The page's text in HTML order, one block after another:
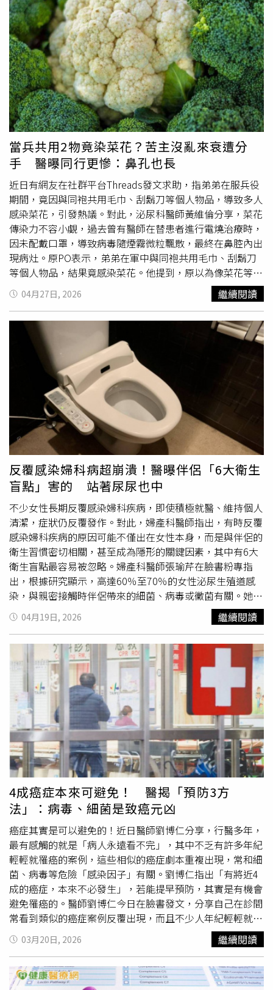
陰陰道炎，甚至性傳染病感染機率。第二則是皮膚與黏膜受
傷問題。他指出，草地、砂石、樹枝、碎玻璃或粗糙地面，
都可能造成擦傷、割傷或黏膜破損，雖然傷口未必當下明
顯，但仍可能引發疼痛、局部發炎，甚至增加感染風險。第
三是水中性行為風險。江佩璋表示，不少人誤以為海水、泳
池、溫泉或溪水較乾淨，但其實水中並非無菌環境，且水分
還可能沖掉人體天然潤滑，導致摩擦增加，提高黏膜受傷機
率。第四則是性病傳播問題。他提醒，性傳染病不會因為地
點改變就消失，雖然保險套可降低部分感染風險，但像是人
類乳突病毒（HPV）或皰疹等疾病，仍可能透過皮膚接觸傳
播。最後則是法律與人身安全問題。江佩璋指出，若在公共
場所或可能遭他人目擊的地方發生性行為，在台灣恐涉及
《刑法》第234條公然猥褻罪。此外，也可能面臨偷拍、意
外受傷，甚至求救困難等情況。他也提醒，若性行為後出現
頻尿、急尿、排尿灼熱、血尿、下腹疼痛、異常分泌物、外
陰搔癢、發燒或腰痛等症狀，應盡速就醫檢查，不要自行服
用抗生素，以免延誤治療。
當兵共用2物竟染菜花？苦主沒亂來衰遭分
手 醫曝同行更慘：鼻孔也長
近日有網友在社群平台Threads發文求助，指弟弟在服兵役
期間，竟因與同袍共用毛巾、刮鬍刀等個人物品，導致多人
感染菜花，引發熱議。對此，泌尿科醫師黃維倫分享，菜花
傳染力不容小覷，過去曾有醫師在替患者進行電燒治療時，
因未配戴口罩，導致病毒隨煙霧微粒飄散，最終在鼻腔內出
現病灶。原PO表示，弟弟在軍中與同袍共用毛巾、刮鬍刀
等個人物品，結果竟感染菜花。他提到，原以為像菜花等疾
病僅透過性行為傳染，未料因日常密切接觸也可能「中
鏢」，其中一人甚至被女友誤認買春，雙方以分手收場。對
此，黃維倫在留言中指出，臨床上確實曾遇過非性行為感染
案例，顯示病毒傳染力不容小覷。他更分享醫療現場的特殊
案例，曾有醫師在替患者進行電燒治療時未配戴口罩，導致
病毒隨煙霧微粒飄散，最終在鼻腔內出現病灶；另有醫師因
穿著拖鞋進行手術，疑似接觸帶病毒組織碎屑，腳趾也出現
感染情形。黃維倫說明，所謂「菜花」主要是由
引起，屬常見性傳染病之一，但實際上也可透過皮膚接觸
或受污染物品間接傳播，因此並非完全侷限於性接觸。他指
出，不少患者自述僅有單一性伴侶甚至無性經驗，仍遭感
染，顯示防範難度較高。在治療方面，目前可透過冷凍治
療、電燒或外用藥物清除表面病灶，但病毒可能潛伏於體內
細胞，部分患者在免疫力下降時仍可能復發。醫師提醒，即
使使用保險套也無法完全防護，因未被覆蓋的部位仍可能接
觸病毒。針對預防措施，黃維倫建議，避免共用貼身用品、
維持良好衛生習慣，同時接種HPV疫苗可有效降低感染風
險。目前常見的九價疫苗除可預防子宮頸癌，也對引發生殖
器疣的病毒型別具有保護力。醫界呼籲民眾提高警覺，建立
正確觀念，以降低感染與誤解風險。
04月27日, 2026 繼續閱讀
反覆感染婦科病超崩潰！醫曝伴侶「6大衛生
盲點」害的 站著尿尿也中
不少女性長期反覆感染婦科疾病，即使積極就醫、維持個人
清潔，症狀仍反覆發作。對此，婦產科醫師指出，有時反覆
感染婦科疾病的原因可能不僅出在女性本身，而是與伴侶的
衛生習慣密切相關，甚至成為隱形的關鍵因素，其中有6大
衛生盲點最容易被忽略。婦產科醫師張瑜芹在臉書粉專指
出，根據研究顯示，高達60％至70％的女性泌尿生殖道感
染，與親密接觸時伴侶帶來的細菌、病毒或黴菌有關。她提
醒，許多男性在日常生活中的衛生習慣，可能在無意間增加
伴侶感染風險。首先，包皮清潔不徹底是常見問題之一。醫
師指出，包皮內側與龜頭之間容易累積分泌物，形成所謂的
「包皮垢」，其中含有大量細菌與異味物質。若未妥善清
潔，於親密接觸時可能將病原體帶入女性體內，引發陰道炎
或子宮頸發炎，甚至增加人類乳突病毒
（HPV）感染風險。
其次，男性如廁後未清潔環境，也可能成為感染來源。醫師
表示，站立小便時尿液容易濺出，若未即時清理，馬桶座圈
及周邊環境可能殘留大腸桿菌等病原體，在潮濕環境中可存
活數日，進而透過接觸傳播。第三，衣物清潔不當同樣不容
忽視。部分男性習慣長時間穿著未清洗的衣褲，或將流汗後
的衣物堆放數日才清洗，容易滋生細菌與黴菌，增加皮膚及
私密處感染機會。第四，部分伴侶缺乏性行為前後的清潔觀
念。由於生殖器及肛門周邊細菌密度高，若未清潔即接觸，
可能將大腸桿菌、金黃色葡萄球菌或念珠菌帶入女性體內，
增加感染風險。第五，不良生活習慣亦是潛在風險之一。醫
師指出，抽菸、酗酒及嚼檳榔等行為，會透過體液影響伴侶
健康，可能破壞女性陰道菌叢平衡，降低免疫力，甚至提高
癌症風險。最後則是性病帶原問題。醫師強調，部分男性可
能為HPV或其他性傳染病的無症狀帶原者，卻未察覺或選擇
隱瞞，在親密接觸中將病毒傳染給伴侶，增加子宮頸癌等疾
病風險。對此，張瑜芹建議，伴侶在建立穩定關係或發生性
行為前，應共同進行完整的性病篩檢，包括HIV、梅毒、淋
病、披衣菌及HPV等，以確保雙方健康。同時強調，性健康
的坦誠溝通是維持關係的重要基礎，民眾不應因顧慮感情而
忽視自身健康。醫師呼籲，女性應提高自我保護意識，正視
04月19日, 2026 繼續閱讀
4成癌症本來可避免！ 醫揭「預防3方
法」：病毒、細菌是致癌元凶
癌症其實是可以避免的！近日醫師劉博仁分享，行醫多年，
最有感觸的就是「病人永遠看不完」，其中不乏有許多年紀
輕輕就罹癌的案例，這些相似的癌症劇本重複出現，常和細
菌、病毒等危險「感染因子」有關。劉博仁指出「有將近4
成的癌症，本來不必發生」，若能提早預防，其實是有機會
避免罹癌的。醫師劉博仁今日在臉書發文，分享自己在診間
常看到類似的癌症案例反覆出現，而且不少人年紀輕輕就罹
癌，「胃癌與幽門桿菌的糾纏、鼻咽癌背後的EB病毒影
蹤、肝癌患者長年的B肝或C肝病史，還有口腔癌、食道癌
與人類乳突病毒（HPV）等」，這些疾病多和病毒或細菌長
期感染有關，看到病人常在化療與手術之間奔波，讓他不禁
03月20日, 2026 繼續閱讀